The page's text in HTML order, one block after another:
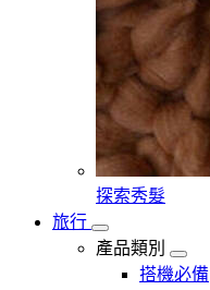
探索秀髮
旅行
產品類別
搭機必備